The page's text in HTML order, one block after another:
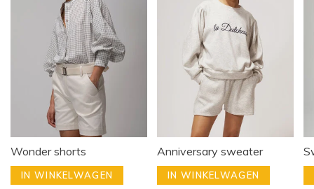
Wonder shorts
IN WINKELWAGEN
Anniversary sweater
IN WINKELWAGEN